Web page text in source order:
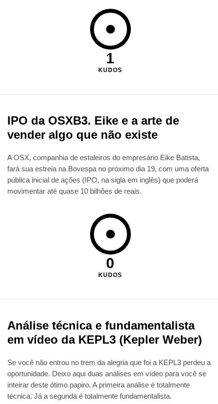
1
KUDOS
IPO da OSXB3. Eike e a arte de
vender algo que não existe
A OSX, companhia de estaleiros do empresário Eike Batista,
fará sua estreia na Bovespa no próximo dia 19, com uma oferta
pública inicial de ações (IPO, na sigla em inglês) que poderá
movimentar até quase 10 bilhões de reais.
0
KUDOS
Análise técnica e fundamentalista
em vídeo da KEPL3 (Kepler Weber)
Se você não entrou no trem da alegria que foi a KEPL3 perdeu a
oportunidade. Deixo aqui duas análises em vídeo para você se
inteirar deste ótimo papiro. A primeira análise é totalmente
técnica. Já a segunda é totalmente fundamentalista.